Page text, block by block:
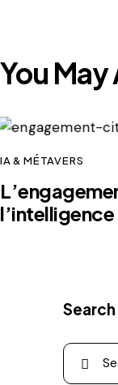
You May
IA & MÉTAVERS
Search